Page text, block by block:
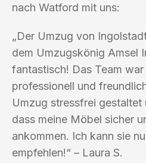
nach Watford mit uns:
„Der Umzug von
dem Umzugskönig Amsel
fantastisch! Das Team
professionell und
Umzug stressfrei
dass meine Möbel sicher
ankommen. Ich kann sie
empfehlen!“ – Laura S.